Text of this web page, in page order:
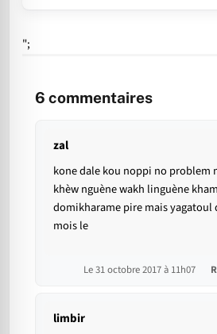
";
6 commentaires
zal
kone dale kou noppi no problem
khèw nguène wakh linguène
domikharame pire mais yagatoul
mois le
Le 31 octobre 2017 à 11h07
limbir